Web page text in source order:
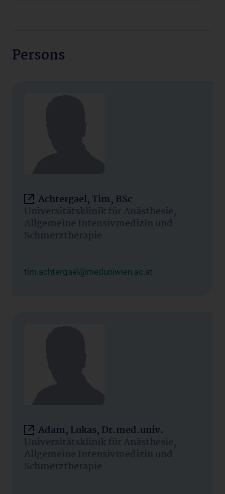
Persons
Achtergael, Tim, BSc
Universitätsklinik für Anästhesie,
Allgemeine Intensivmedizin und
Schmerztherapie
tim.achtergael@meduniwien.ac.at
Adam, Lukas, Dr.med.univ.
Universitätsklinik für Anästhesie,
Allgemeine Intensivmedizin und
Schmerztherapie